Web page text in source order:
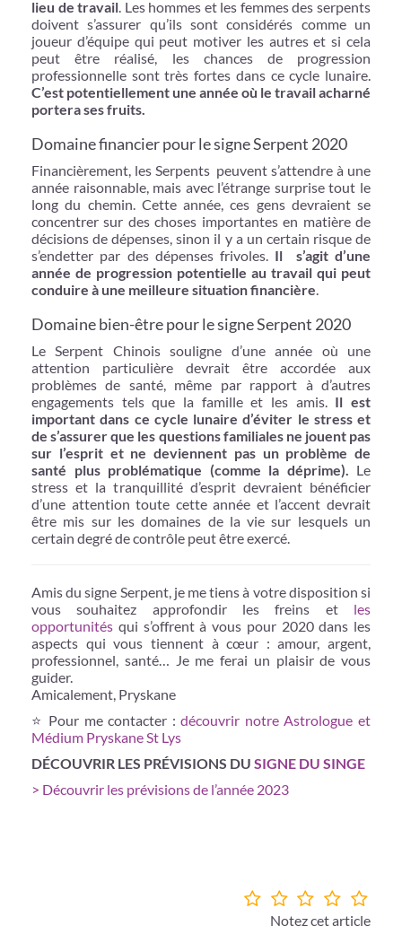
lieu de travail. Les hommes et les femmes des serpents
doivent s’assurer qu’ils sont considérés comme un
joueur d’équipe qui peut motiver les autres et si cela
peut être réalisé, les chances de progression
professionnelle sont très fortes dans ce cycle lunaire.
C’est potentiellement une année où le travail acharné
portera ses fruits.
Domaine financier pour le signe Serpent 2020
Financièrement, les Serpents peuvent s’attendre à une
année raisonnable, mais avec l’étrange surprise tout le
long du chemin. Cette année, ces gens devraient se
concentrer sur des choses importantes en matière de
décisions de dépenses, sinon il y a un certain risque de
s’endetter par des dépenses frivoles. Il s’agit d’une
année de progression potentielle au travail qui peut
conduire à une meilleure situation financière.
Domaine bien-être pour le signe Serpent 2020
Le Serpent Chinois souligne d’une année où une
attention particulière devrait être accordée aux
problèmes de santé, même par rapport à d’autres
engagements tels que la famille et les amis. Il est
important dans ce cycle lunaire d’éviter le stress et
de s’assurer que les questions familiales ne jouent pas
sur l’esprit et ne deviennent pas un problème de
santé plus problématique (comme la déprime). Le
stress et la tranquillité d’esprit devraient bénéficier
d’une attention toute cette année et l’accent devrait
être mis sur les domaines de la vie sur lesquels un
certain degré de contrôle peut être exercé.
Amis du signe Serpent, je me tiens à votre disposition si
vous souhaitez approfondir les freins et les
opportunités qui s’offrent à vous pour 2020 dans les
aspects qui vous tiennent à cœur : amour, argent,
professionnel, santé… Je me ferai un plaisir de vous
guider.
Amicalement, Pryskane
⭐ Pour me contacter :découvrir notre Astrologue et
Médium Pryskane St Lys
DÉCOUVRIR LES PRÉVISIONS DU SIGNE DU SINGE
> Découvrir les prévisions de l’année 2023
Notez cet article